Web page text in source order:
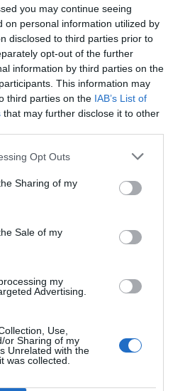
you may continue seeing
on personal information utilized by
disclosed to third parties prior to
opt-out of the further
information by third parties on the
This information may
third parties on the IAB’s List of
that may further disclose it to other
Opt Outs
Sharing of my
Sale of my
my
Advertising.
Use,
or Sharing of my
Unrelated with the
was collected.
a0PIio6w